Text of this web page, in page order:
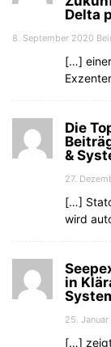
Delta
8. September 2020
[…]
Die
&
27.
[…]
wird
in
25. Januar
[…]